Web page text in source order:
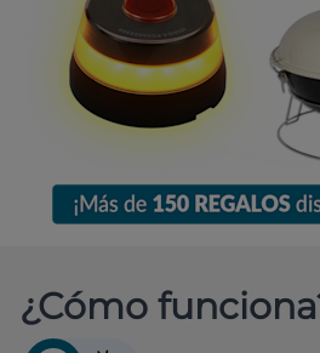
¿Cómo